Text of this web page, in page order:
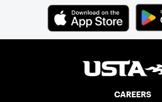
CAREERS